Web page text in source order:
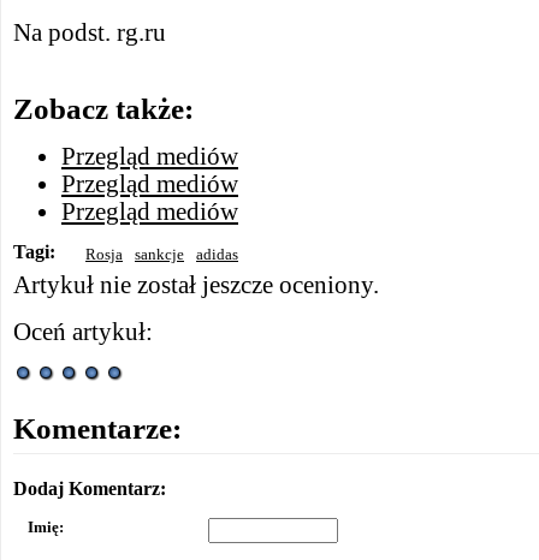
Na podst. rg.ru
Zobacz także:
Przegląd mediów
Przegląd mediów
Przegląd mediów
Tagi: Rosja sankcje adidas
Artykuł nie został jeszcze oceniony.
Oceń artykuł:
Komentarze:
Dodaj Komentarz:
Imię: